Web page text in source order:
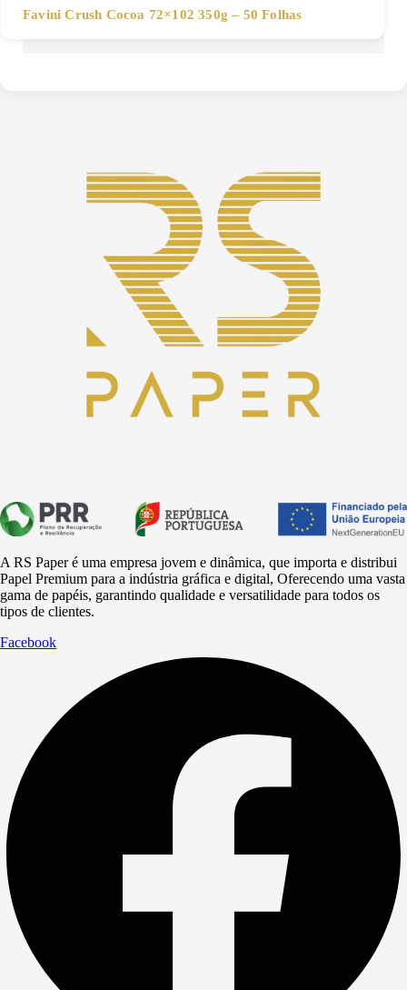
Favini Crush Cocoa 72×102 350g – 50 Folhas
A RS Paper é uma empresa jovem e dinâmica, que importa e distribui
Papel Premium para a indústria gráfica e digital, Oferecendo uma vasta
gama de papéis, garantindo qualidade e versatilidade para todos os
tipos de clientes.
Facebook